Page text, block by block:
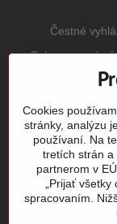
Čestné
Ochrana
Cookies
stránky, analýzu
používaní. Na
tretích strán a
partnerom v
„Prijať
spracovaním.